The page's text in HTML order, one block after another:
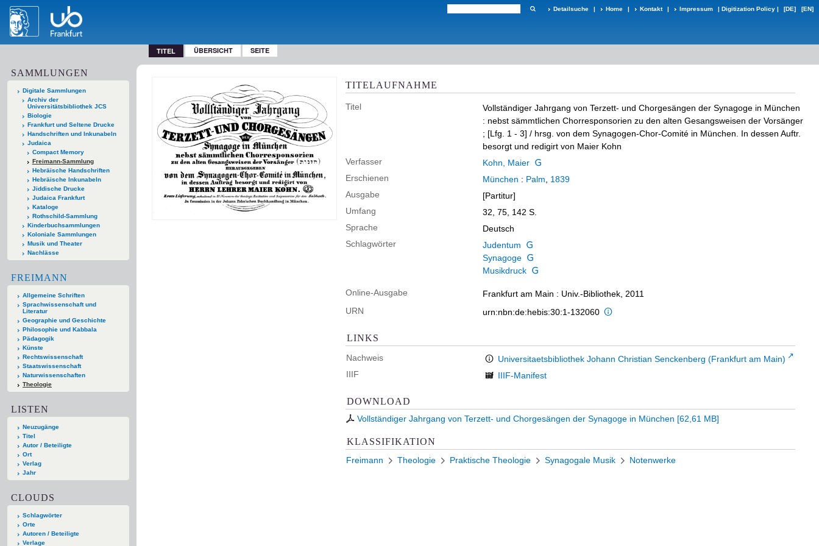
Detailsuche | Home | Kontakt | Impressum | Digitization Policy | [DE] [EN]
TITEL ÜBERSICHT SEITE
SAMMLUNGEN
Digitale Sammlungen
Archiv der
Universitätsbibliothek JCS
Biologie
Frankfurt und Seltene Drucke
Handschriften und Inkunabeln
Judaica
Compact Memory
Freimann-Sammlung
Hebräische Handschriften
Hebräische Inkunabeln
Jiddische Drucke
Judaica Frankfurt
Kataloge
Rothschild-Sammlung
Kinderbuchsammlungen
Koloniale Sammlungen
Musik und Theater
Nachlässe
FREIMANN
Allgemeine Schriften
Sprachwissenschaft und
Literatur
Geographie und Geschichte
Philosophie und Kabbala
Pädagogik
Künste
Rechtswissenschaft
Staatswissenschaft
Naturwissenschaften
Theologie
LISTEN
Neuzugänge
Titel
Autor / Beteiligte
Ort
Verlag
Jahr
CLOUDS
Schlagwörter
Orte
Autoren / Beteiligte
Verlage
TITELAUFNAHME
Titel
Vollständiger Jahrgang von Terzett- und Chorgesängen der Synagoge in München
: nebst sämmtlichen Chorresponsorien zu den alten Gesangsweisen der Vorsänger
; [Lfg. 1 - 3] / hrsg. von dem Synagogen-Chor-Comité in München. In dessen Auftr.
besorgt und redigirt von Maier Kohn
Verfasser
Kohn, Maier
Erschienen
München : Palm
1839
Ausgabe
[Partitur]
Umfang
32, 75, 142 S.
Sprache
Deutsch
Schlagwörter
Judentum
Synagoge
Musikdruck
Online-Ausgabe
Frankfurt am Main : Univ.-Bibliothek, 2011
URN
urn:nbn:de:hebis:30:1-132060
LINKS
Nachweis
Universitaetsbibliothek Johann Christian Senckenberg (Frankfurt am Main)
IIIF
IIIF-Manifest
DOWNLOAD
Vollständiger Jahrgang von Terzett- und Chorgesängen der Synagoge in München [62,61 MB]
KLASSIFIKATION
Freimann Theologie Praktische Theologie Synagogale Musik Notenwerke